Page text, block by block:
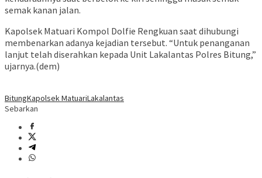
semak kanan jalan.
Kapolsek Matuari Kompol Dolfie Rengkuan saat dihubungi
membenarkan adanya kejadian tersebut. “Untuk penanganan
lanjut telah diserahkan kepada Unit Lakalantas Polres Bitung,”
ujarnya.(dem)
BitungKapolsek MatuariLakalantas
Sebarkan